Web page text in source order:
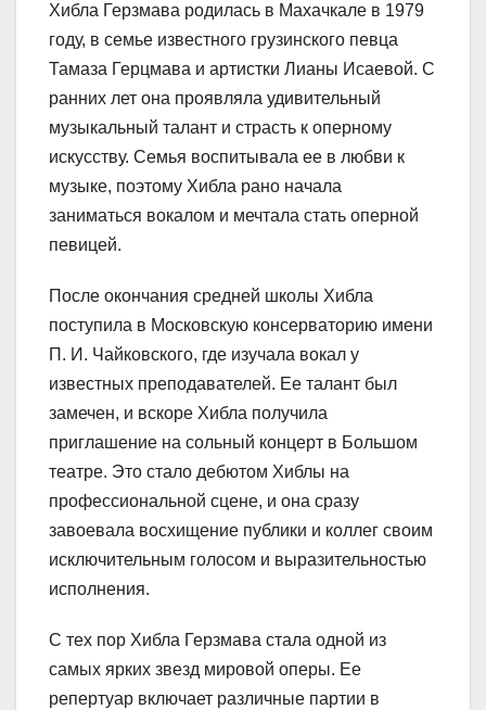
Хибла Герзмава родилась в Махачкале в 1979
году, в семье известного грузинского певца
Тамаза Герцмава и артистки Лианы Исаевой. С
ранних лет она проявляла удивительный
музыкальный талант и страсть к оперному
искусству. Семья воспитывала ее в любви к
музыке, поэтому Хибла рано начала
заниматься вокалом и мечтала стать оперной
певицей.
После окончания средней школы Хибла
поступила в Московскую консерваторию имени
П. И. Чайковского, где изучала вокал у
известных преподавателей. Ее талант был
замечен, и вскоре Хибла получила
приглашение на сольный концерт в Большом
театре. Это стало дебютом Хиблы на
профессиональной сцене, и она сразу
завоевала восхищение публики и коллег своим
исключительным голосом и выразительностью
исполнения.
С тех пор Хибла Герзмава стала одной из
самых ярких звезд мировой оперы. Ее
репертуар включает различные партии в